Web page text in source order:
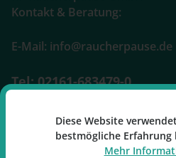
Kontakt & Beratung:
E-Mail: info@raucherpause.de
Tel: 02161-683479-0
Oder über unser
Diese Website
bestmögliche
Mehr